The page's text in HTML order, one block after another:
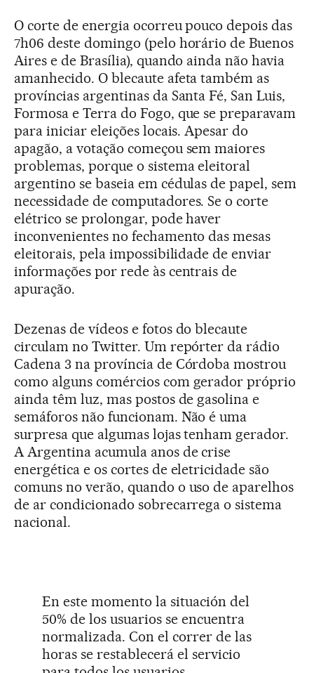
O corte de energia ocorreu pouco depois das
7h06 deste domingo (pelo horário de Buenos
Aires e de Brasília), quando ainda não havia
amanhecido. O blecaute afeta também as
províncias argentinas da Santa Fé, San Luis,
Formosa e Terra do Fogo, que se preparavam
para iniciar eleições locais. Apesar do
apagão, a votação começou sem maiores
problemas, porque o sistema eleitoral
argentino se baseia em cédulas de papel, sem
necessidade de computadores. Se o corte
elétrico se prolongar, pode haver
inconvenientes no fechamento das mesas
eleitorais, pela impossibilidade de enviar
informações por rede às centrais de
apuração.
Dezenas de vídeos e fotos do blecaute
circulam no Twitter. Um repórter da rádio
Cadena 3 na província de Córdoba mostrou
como alguns comércios com gerador próprio
ainda têm luz, mas postos de gasolina e
semáforos não funcionam. Não é uma
surpresa que algumas lojas tenham gerador.
A Argentina acumula anos de crise
energética e os cortes de eletricidade são
comuns no verão, quando o uso de aparelhos
de ar condicionado sobrecarrega o sistema
nacional.
En este momento la situación del
50% de los usuarios se encuentra
normalizada. Con el correr de las
horas se restablecerá el servicio